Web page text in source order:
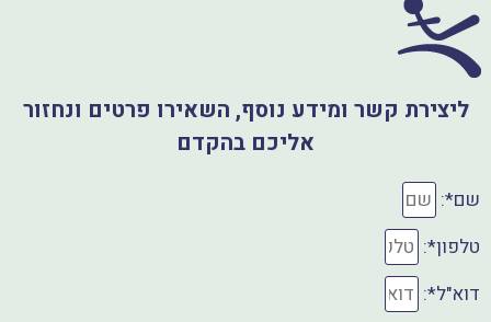
A
p
e
o
ליצירת קשר ומידע נוסף, השאירו פרטים ונחזור
אליכם בהקדם
שם*:
טלפון*:
דוא"ל*: